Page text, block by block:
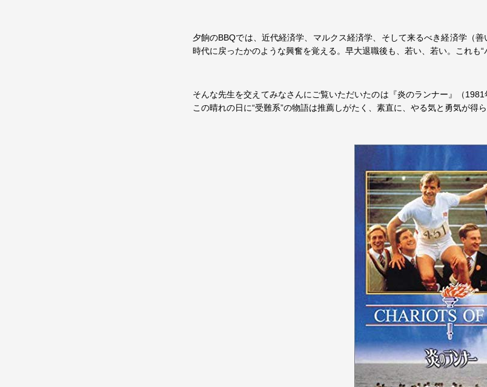
夕餉のBBQでは、近代経済学、マルクス経済学、そして来るべき経済学（
時代に戻ったかのような興奮を覚える。早大退職後も、若い、若い。これも“
そんな先生を交えてみなさんにご覧いただいたのは『炎のランナー』（
この晴れの日に“受難系”の物語は推薦しがたく、素直に、やる気と勇気が得